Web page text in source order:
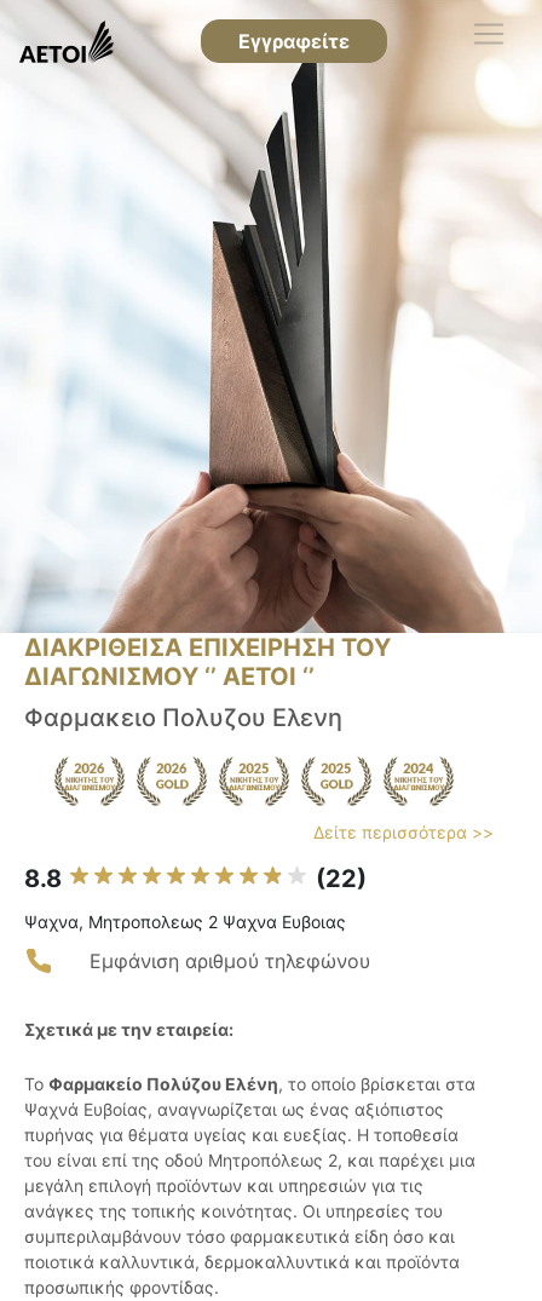
Εγγραφείτε
ΔΙΑΚΡΙΘΕΙΣΑ ΕΠΙΧΕΙΡΗΣΗ ΤΟΥ
ΔΙΑΓΩΝΙΣΜΟΥ ‘’ ΑΕΤΟΙ ‘’
Φαρμακειο Πολυζου Ελενη
Δείτε περισσότερα >>
8.8 (22)
Ψαχνα, Μητροπολεως 2 Ψαχνα Ευβοιας
Εμφάνιση αριθμού τηλεφώνου
Σχετικά με την εταιρεία:
Το Φαρμακείο Πολύζου Ελένη, το οποίο βρίσκεται στα
Ψαχνά Ευβοίας, αναγνωρίζεται ως ένας αξιόπιστος
πυρήνας για θέματα υγείας και ευεξίας. Η τοποθεσία
του είναι επί της οδού Μητροπόλεως 2, και παρέχει μια
μεγάλη επιλογή προϊόντων και υπηρεσιών για τις
ανάγκες της τοπικής κοινότητας. Οι υπηρεσίες του
συμπεριλαμβάνουν τόσο φαρμακευτικά είδη όσο και
ποιοτικά καλλυντικά, δερμοκαλλυντικά και προϊόντα
προσωπικής φροντίδας.